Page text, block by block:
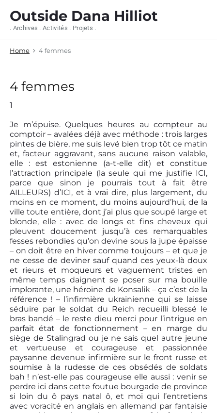
Outside Dana Hilliot
. Archives . Activités . Projets .
Home 4 femmes
4 femmes
1
Je m’épuise. Quelques heures au compteur au
comptoir – avalées déjà avec méthode : trois larges
pintes de bière, me suis levé bien trop tôt ce matin
et, facteur aggravant, sans aucune raison valable,
elle : est estonienne (a-t-elle dit) et constitue
l’attraction principale (la seule qui me justifie ICI,
parce que sinon je pourrais tout à fait être
AILLEURS) d’ICI, et à vrai dire, plus largement, du
moins en ce moment, du moins aujourd’hui, de la
ville toute entière, dont j’ai plus que soupé large et
blonde, elle : avec de longs et fins cheveux qui
pleuvent doucement jusqu’à ces remarquables
fesses rebondies qu’on devine sous la jupe épaisse
– on doit être en hiver comme toujours – et que je
ne cesse de deviner sauf quand ces yeux-là doux
et rieurs et moqueurs et vaguement tristes en
même temps daignent se poser sur ma bouille
implorante, une héroïne de Konsalik – ça c’est de la
référence ! – l’infirmière ukrainienne qui se laisse
séduire par le soldat du Reich recueilli blessé le
bras bandé – le reste dieu merci pour l’intrigue en
parfait état de fonctionnement – en marge du
siège de Stalingrad ou je ne sais quel autre jeune
et vertueuse et courageuse et passionnée
paysanne devenue infirmière sur le front russe et
soumise à la rudesse de ces obsédés de soldats
bah ! n’est-elle pas courageuse elle aussi : venir se
perdre ici dans cette foutue bourgade de province
si loin du ô pays natal ô, et moi qui l’entretiens
avec voracité en anglais en allemand par fantaisie